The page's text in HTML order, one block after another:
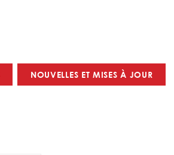
NOUVELLES ET MISES À JOUR